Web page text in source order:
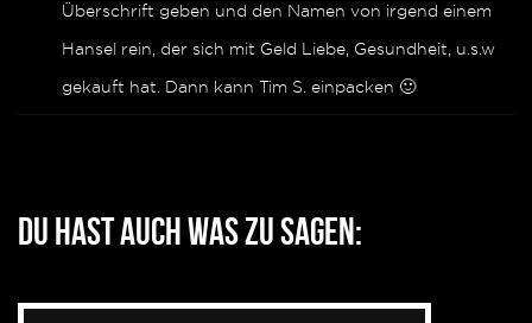
Überschrift geben und den Namen von irgend einem
Hansel rein, der sich mit Geld Liebe, Gesundheit, u.s.w
gekauft hat. Dann kann Tim S. einpacken 🙂
Du hast auch was zu sagen: